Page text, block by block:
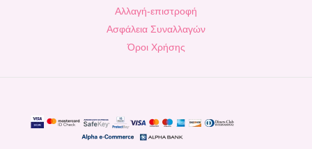
Αλλαγή-επιστροφή
Ασφάλεια Συναλλαγών
Όροι Χρήσης